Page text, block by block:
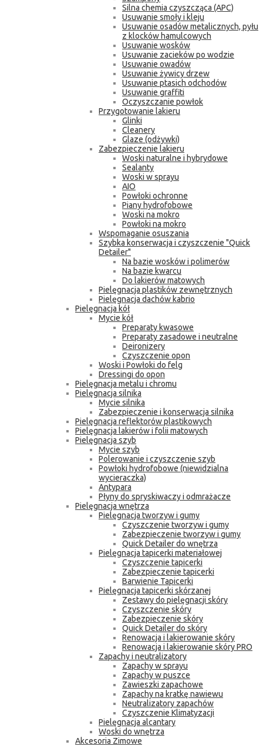
Silna chemia czyszcząca (APC)
Usuwanie smoły i kleju
Usuwanie osadów metalicznych, pyłu
z klocków hamulcowych
Usuwanie wosków
Usuwanie zacieków po wodzie
Usuwanie owadów
Usuwanie żywicy drzew
Usuwanie ptasich odchodów
Usuwanie graffiti
Oczyszczanie powłok
Przygotowanie lakieru
Glinki
Cleanery
Glaze (odżywki)
Zabezpieczenie lakieru
Woski naturalne i hybrydowe
Sealanty
Woski w sprayu
AIO
Powłoki ochronne
Piany hydrofobowe
Woski na mokro
Powłoki na mokro
Wspomaganie osuszania
Szybka konserwacja i czyszczenie "Quick
Detailer"
Na bazie wosków i polimerów
Na bazie kwarcu
Do lakierów matowych
Pielęgnacja plastików zewnętrznych
Pielęgnacja dachów kabrio
Pielęgnacja kół
Mycie kół
Preparaty kwasowe
Preparaty zasadowe i neutralne
Deironizery
Czyszczenie opon
Woski i Powłoki do felg
Dressingi do opon
Pielęgnacja metalu i chromu
Pielęgnacja silnika
Mycie silnika
Zabezpieczenie i konserwacja silnika
Pielęgnacja reflektorów plastikowych
Pielęgnacja lakierów i folii matowych
Pielęgnacja szyb
Mycie szyb
Polerowanie i czyszczenie szyb
Powłoki hydrofobowe (niewidzialna
wycieraczka)
Antypara
Płyny do spryskiwaczy i odmrażacze
Pielęgnacja wnętrza
Pielęgnacja tworzyw i gumy
Czyszczenie tworzyw i gumy
Zabezpieczenie tworzyw i gumy
Quick Detailer do wnętrza
Pielęgnacja tapicerki materiałowej
Czyszczenie tapicerki
Zabezpieczenie tapicerki
Barwienie Tapicerki
Pielęgnacja tapicerki skórzanej
Zestawy do pielęgnacji skóry
Czyszczenie skóry
Zabezpieczenie skóry
Quick Detailer do skóry
Renowacja i lakierowanie skóry
Renowacja i lakierowanie skóry PRO
Zapachy i neutralizatory
Zapachy w sprayu
Zapachy w puszce
Zawieszki zapachowe
Zapachy na kratkę nawiewu
Neutralizatory zapachów
Czyszczenie Klimatyzacji
Pielęgnacja alcantary
Woski do wnętrza
Akcesoria Zimowe